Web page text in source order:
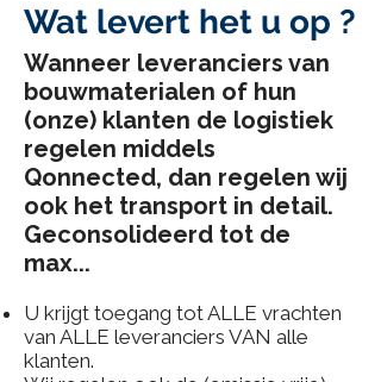
Wat levert het u op ?
Wanneer leveranciers van
bouwmaterialen of hun
(onze) klanten de logistiek
regelen middels
Qonnected, dan regelen wij
ook het transport in detail.
Geconsolideerd tot de
max...
U krijgt toegang tot ALLE vrachten
van ALLE leveranciers VAN alle
klanten.